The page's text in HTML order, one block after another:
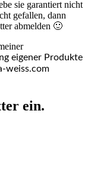
sie garantiert nicht
gefallen, dann
abmelden 🙂
eigener Produkte
weiss.com
ein.